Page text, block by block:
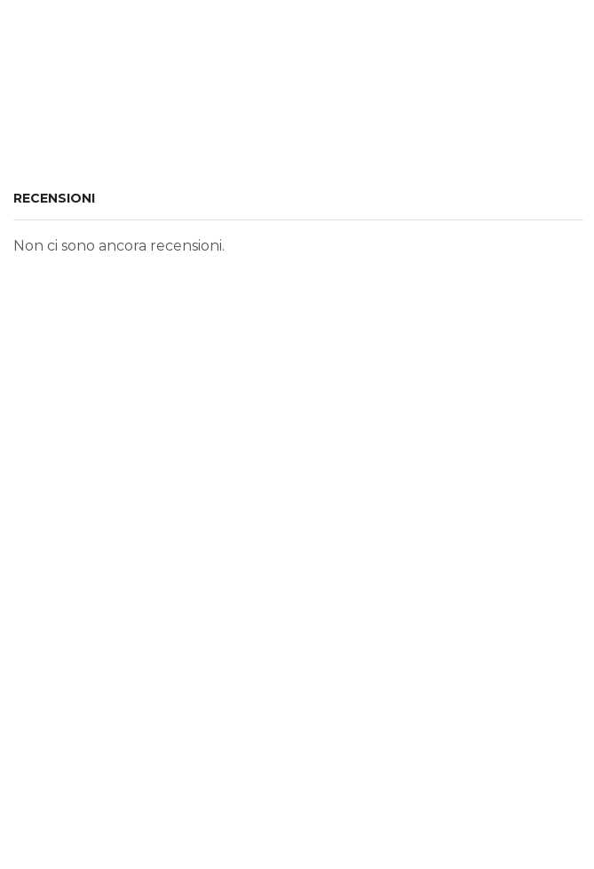
RECENSIONI
Non ci sono ancora recensioni.